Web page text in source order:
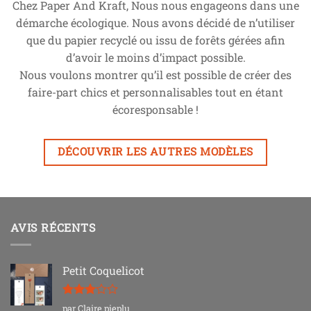
Chez Paper And Kraft, Nous nous engageons dans une
démarche écologique. Nous avons décidé de n’utiliser
que du papier recyclé ou issu de forêts gérées afin
d’avoir le moins d’impact possible.
Nous voulons montrer qu’il est possible de créer des
faire-part chics et personnalisables tout en étant
écoresponsable !
DÉCOUVRIR LES AUTRES MODÈLES
AVIS RÉCENTS
Petit Coquelicot
Note3
par Claire pieplu